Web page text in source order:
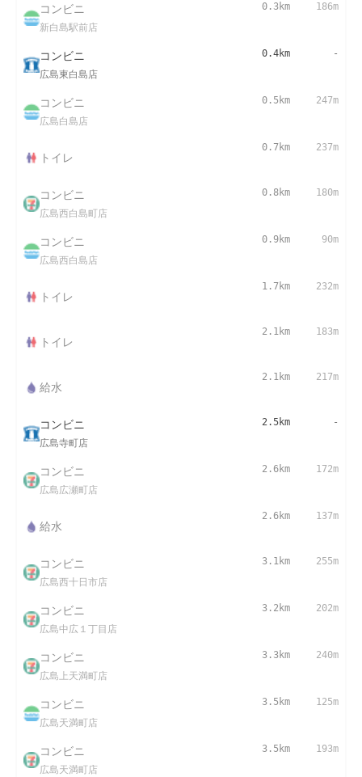
コンビニ
新白島駅前店
0.3km 186m
コンビニ
広島東白島店
0.4km -
コンビニ
広島白島店
0.5km 247m
トイレ
0.7km 237m
コンビニ
広島西白島町店
0.8km 180m
コンビニ
広島西白島店
0.9km 90m
トイレ
1.7km 232m
トイレ
2.1km 183m
給水
2.1km 217m
コンビニ
広島寺町店
2.5km -
コンビニ
広島広瀬町店
2.6km 172m
給水
2.6km 137m
コンビニ
広島西十日市店
3.1km 255m
コンビニ
広島中広１丁目店
3.2km 202m
コンビニ
広島上天満町店
3.3km 240m
コンビニ
広島天満町店
3.5km 125m
コンビニ
広島天満町店
3.5km 193m